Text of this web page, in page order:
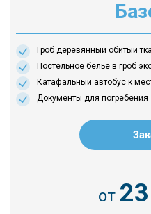
Гроб деревянный обитый
Постельное белье в гроб
Катафальный автобус к
Документы для погребения
от